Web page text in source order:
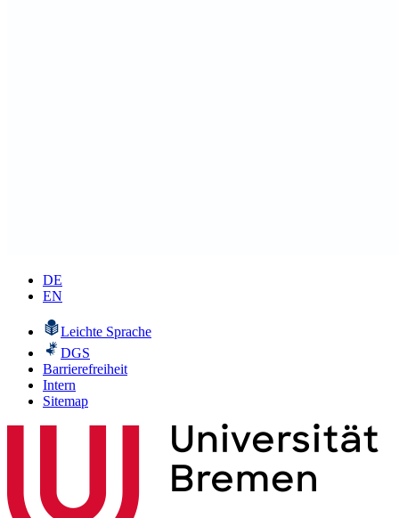
DE
EN
Leichte Sprache
DGS
Barrierefreiheit
Intern
Sitemap